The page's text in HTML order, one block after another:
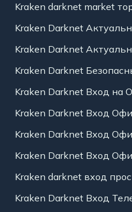
Kraken darknet market
Kraken Darknet
Kraken Darknet
Kraken Darknet
Kraken Darknet Вход на
Kraken Darknet Вход
Kraken Darknet Вход
Kraken Darknet Вход
Kraken darknet вход
Kraken Darknet Вход